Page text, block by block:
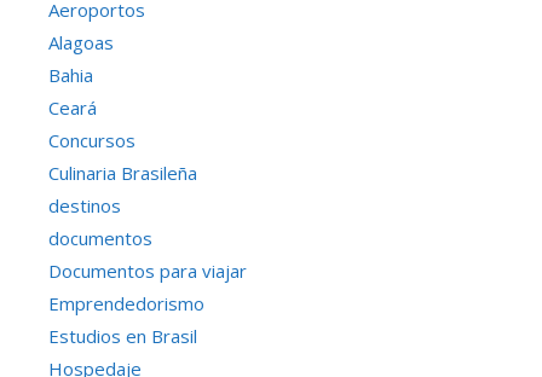
Aeroportos
Alagoas
Bahia
Ceará
Concursos
Culinaria Brasileña
destinos
documentos
Documentos para viajar
Emprendedorismo
Estudios en Brasil
Hospedaje